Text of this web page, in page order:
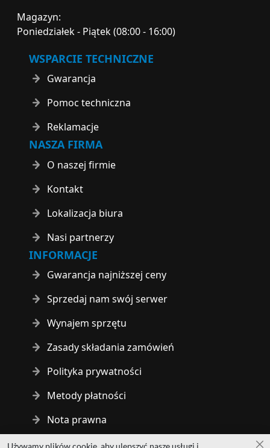
Magazyn:
Poniedziałek - Piątek (08:00 - 16:00)
WSPARCIE TECHNICZNE
Gwarancja
Pomoc techniczna
Reklamacje
NASZA FIRMA
O naszej firmie
Kontakt
Lokalizacja biura
Nasi partnerzy
INFORMACJE
Gwarancja najniższej ceny
Sprzedaj nam swój serwer
Wynajem sprzętu
Zasady składania zamówień
Polityka prywatności
Metody płatności
Nota prawna
Używamy plików cookie, aby ulepszyć nasze usługi i